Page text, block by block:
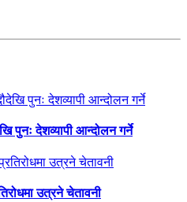
पुनः देशव्यापी आन्दोलन गर्ने
उत्रने चेतावनी